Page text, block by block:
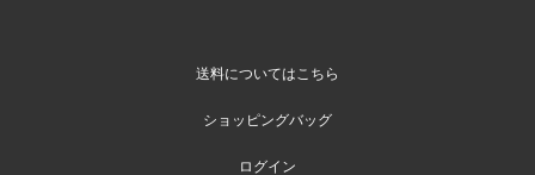
送料についてはこちら
ショッピングバッグ
ログイン